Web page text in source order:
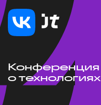
Конференция
о технологиях